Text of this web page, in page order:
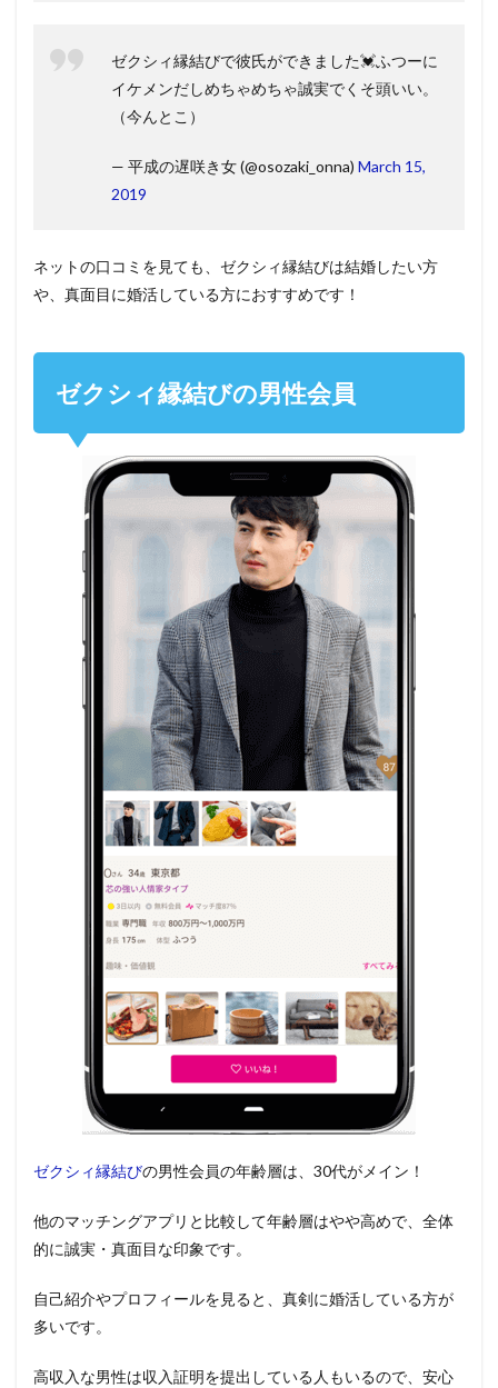
ゼクシィ縁結びで彼氏ができました💓ふつーに
イケメンだしめちゃめちゃ誠実でくそ頭いい。
（今んとこ）
— 平成の遅咲き女 (@osozaki_onna) March 15,
2019
ネットの口コミを見ても、ゼクシィ縁結びは結婚したい方
や、真面目に婚活している方におすすめです！
ゼクシィ縁結びの男性会員
ゼクシィ縁結びの男性会員の年齢層は、30代がメイン！
他のマッチングアプリと比較して年齢層はやや高めで、全体
的に誠実・真面目な印象です。
自己紹介やプロフィールを見ると、真剣に婚活している方が
多いです。
高収入な男性は収入証明を提出している人もいるので、安心